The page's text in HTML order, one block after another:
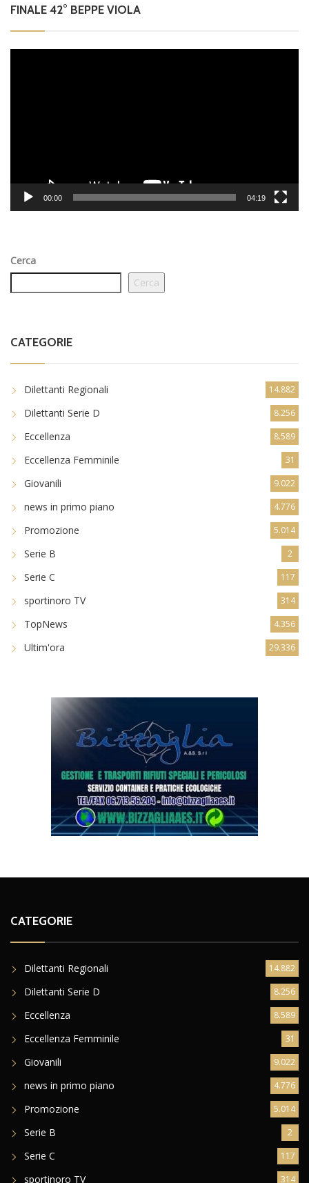
FINALE 42° BEPPE VIOLA
00:00 04:19
Cerca
Cerca
CATEGORIE
Dilettanti Regionali 14.882
Dilettanti Serie D 8.256
Eccellenza 8.589
Eccellenza Femminile 31
Giovanili 9.022
news in primo piano 4.776
Promozione 5.014
Serie B 2
Serie C 117
sportinoro TV 314
TopNews 4.356
Ultim'ora 29.336
CATEGORIE
Dilettanti Regionali 14.882
Dilettanti Serie D 8.256
Eccellenza 8.589
Eccellenza Femminile 31
Giovanili 9.022
news in primo piano 4.776
Promozione 5.014
Serie B 2
Serie C 117
sportinoro TV 314